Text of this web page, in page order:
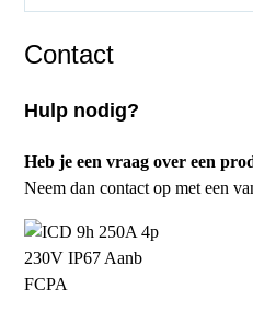
Contact
Hulp nodig?
Heb je een vraag over een
Neem dan contact op met een